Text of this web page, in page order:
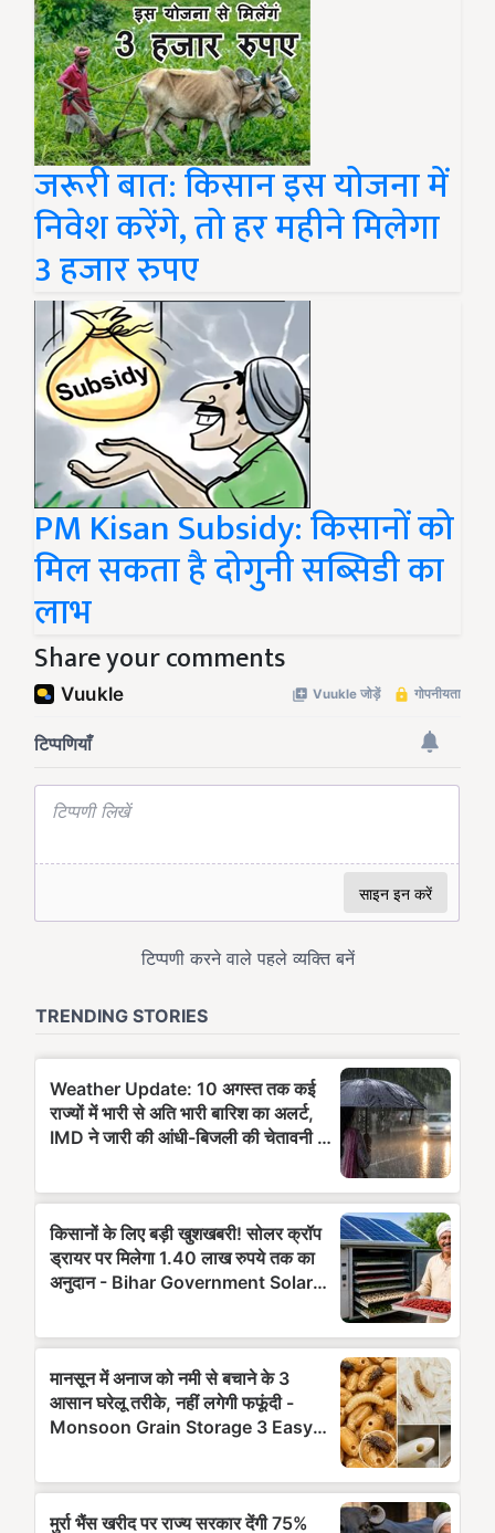
जरूरी बात: किसान इस योजना में
निवेश करेंगे, तो हर महीने मिलेगा
3 हजार रुपए
PM Kisan Subsidy: किसानों को
मिल सकता है दोगुनी सब्सिडी का
लाभ
Share your comments